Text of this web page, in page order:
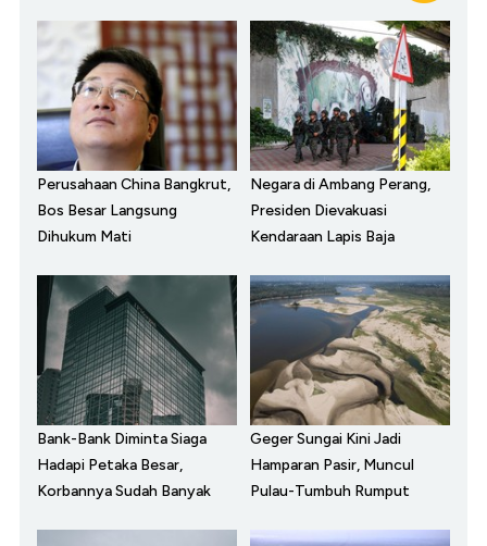
Perusahaan China Bangkrut,
Bos Besar Langsung
Dihukum Mati
Negara di Ambang Perang,
Presiden Dievakuasi
Kendaraan Lapis Baja
Bank-Bank Diminta Siaga
Hadapi Petaka Besar,
Korbannya Sudah Banyak
Geger Sungai Kini Jadi
Hamparan Pasir, Muncul
Pulau-Tumbuh Rumput